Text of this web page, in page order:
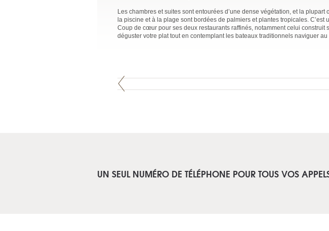
Les chambres et suites sont entourées d’une dense végétation, et la
la piscine et à la plage sont bordées de palmiers et plantes tropicales. C’est
Coup de cœur pour ses deux restaurants raffinés, notamment celui construit
déguster votre plat tout en contemplant les bateaux traditionnels naviguer au
UN SEUL NUMÉRO DE TÉLÉPHONE POUR TOUS VOS